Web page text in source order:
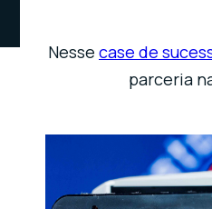
Nesse case de
parceria